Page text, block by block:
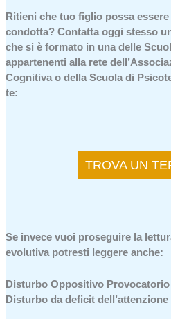
Ritieni che tuo figlio possa
condotta? Contatta oggi stesso
che si è formato in una delle
appartenenti alla rete
Cognitiva o della Scuola di
te:
TROVA UN
Se invece vuoi proseguire la
evolutiva potresti leggere anche:
Disturbo Oppositivo Provocatorio
Disturbo da deficit